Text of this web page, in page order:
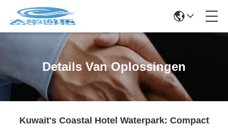
Details Van Oplossingen
Kuwait's Coastal Hotel Waterpark: Compact